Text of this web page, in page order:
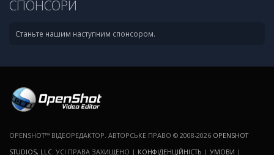
СПОНСОРИ
Станьте нашим наступним спонсором.
OPENSHOT™ ВІДЕОРЕДАКТОР. АВТОРСЬКЕ ПРАВО © 2008-2026 OPENSHOT
STUDIOS, LLC . УСІ ПРАВА ЗАХИЩЕНО | КОНФІДЕНЦІЙНІСТЬ | УМОВИ |